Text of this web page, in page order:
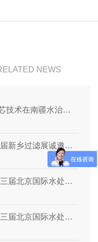
NEWS
技术在南疆水治理
新乡过滤展诚邀您
届北京国际水处理
届北京国际水处理